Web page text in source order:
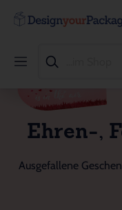
Ehren-,
Ausgefallene